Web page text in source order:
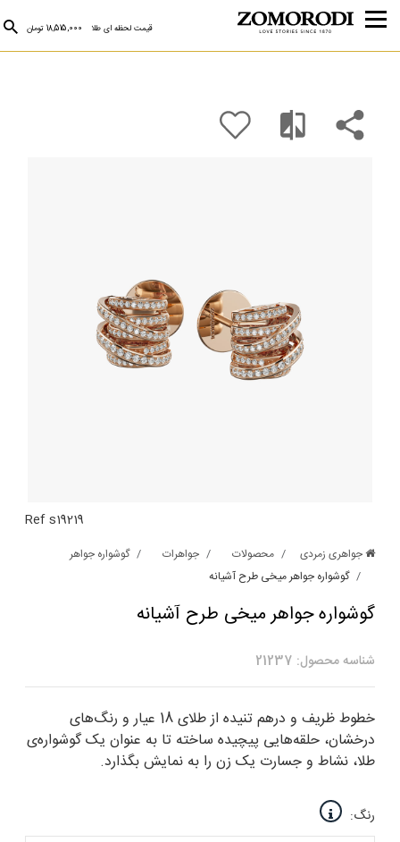
قیمت لحظه ای طلا 18,515,000 تومان
Ref s19219
جواهری زمردی محصولات جواهرات
گوشواره جواهر
گوشواره جواهر میخی طرح آشیانه
گوشواره جواهر میخی طرح آشیانه
شناسه محصول: 21237
خطوط ظریف و درهم تنیده از طلای 18 عیار و رنگ‌‌های
درخشان‌، حلقه‌هایی پیچیده ساخته تا به عنوان یک گوشواره‌ی
طلا‌، نشاط و جسارت یک زن را به نمایش بگذارد.
رنگ: